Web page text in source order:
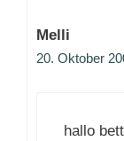
Melli
20. Oktober
hallo